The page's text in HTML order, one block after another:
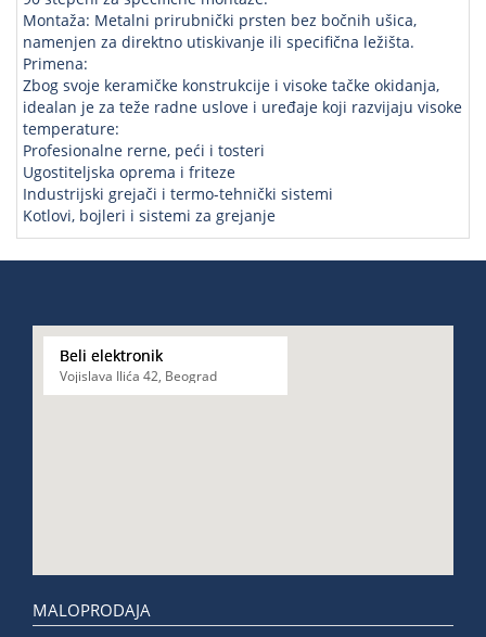
Montaža: Metalni prirubnički prsten bez bočnih ušica,
namenjen za direktno utiskivanje ili specifična ležišta.
Primena:
Zbog svoje keramičke konstrukcije i visoke tačke okidanja,
idealan je za teže radne uslove i uređaje koji razvijaju visoke
temperature:
Profesionalne rerne, peći i tosteri
Ugostiteljska oprema i friteze
Industrijski grejači i termo-tehnički sistemi
Kotlovi, bojleri i sistemi za grejanje
Beli elektronik
Vojislava Ilića 42, Beograd
MALOPRODAJA